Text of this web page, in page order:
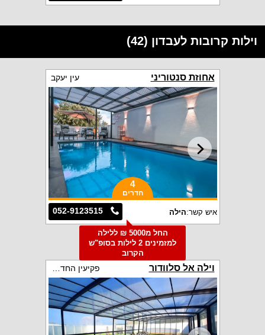
וילות קרובות לעבדון (42)
אחוזת סנטוריני עין יעקב
4
חדרים
052-9123515 איש קשר:הילה
החל מ5000 ₪ ללילה
למזמינים 2 לילות בסופ"ש
הקרוב
וילה אל סלוודור